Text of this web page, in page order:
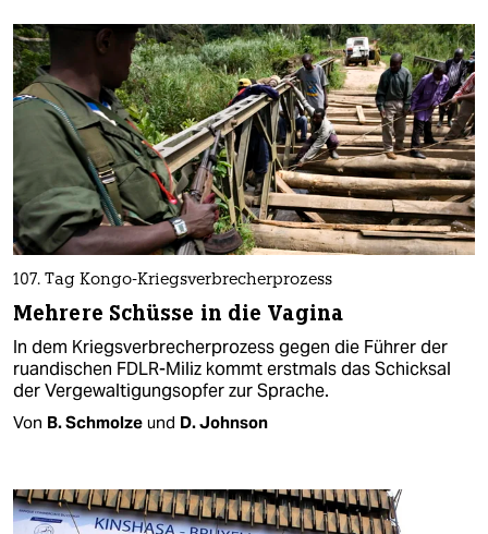
107. Tag Kongo-Kriegsverbrecherprozess
Mehrere Schüsse in die Vagina
In dem Kriegsverbrecherprozess gegen die Führer der
ruandischen FDLR-Miliz kommt erstmals das Schicksal
der Vergewaltigungsopfer zur Sprache.
Von B. Schmolze und D. Johnson